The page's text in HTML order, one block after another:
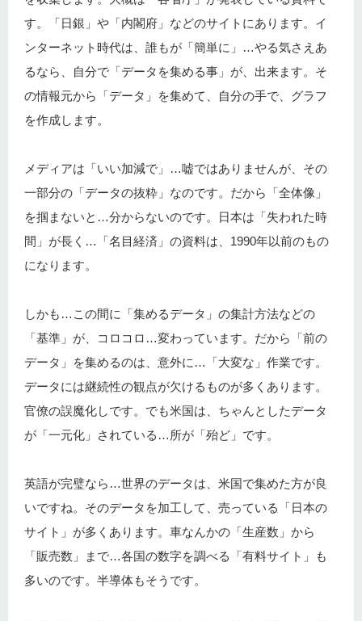
す。「日銀」や「内閣府」などのサイトにあります。イ
ンターネット時代は、誰もが「簡単に」…やる気さえあ
るなら、自分で「データを集める事」が、出来ます。そ
の情報元から「データ」を集めて、自分の手で、グラフ
を作成します。
メディアは「いい加減で」…嘘ではありませんが、その
一部分の「データの抜粋」なのです。だから「全体像」
を掴まないと…分からないのです。日本は「失われた時
間」が長く…「名目経済」の資料は、1990年以前のもの
になります。
しかも…この間に「集めるデータ」の集計方法などの
「基準」が、コロコロ…変わっています。だから「前の
データ」を集めるのは、意外に…「大変な」作業です。
データには継続性の観点が欠けるものが多くあります。
官僚の誤魔化しです。でも米国は、ちゃんとしたデータ
が「一元化」されている…所が「殆ど」です。
英語が完璧なら…世界のデータは、米国で集めた方が良
いですね。そのデータを加工して、売っている「日本の
サイト」が多くあります。車なんかの「生産数」から
「販売数」まで…各国の数字を調べる「有料サイト」も
多いのです。半導体もそうです。